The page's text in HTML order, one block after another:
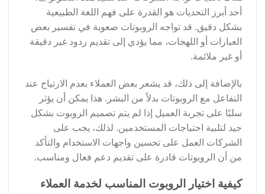
أحد أبرز التحديات هو القدرة على فهم اللغة الطبيعية
بشكل دقيق. قد تواجه الروبوتات صعوبة في تفسير بعض
العبارات أو اللهجات، مما يؤدي إلى تقديم ردود غير دقيقة
أو غير ملائمة.
بالإضافة إلى ذلك، قد يشعر بعض العملاء بعدم الارتياح عند
التفاعل مع الروبوتات بدلاً من البشر. هذا يمكن أن يؤثر
سلبًا على تجربة العميل إذا لم يتم تصميم الروبوت بشكل
جيد لتلبية احتياجات المستخدمين. لذلك، يجب على
الشركات العمل على تحسين واجهات الاستخدام والتأكد
من أن الروبوتات قادرة على تقديم دعم فعال ومناسب.
كيفية اختيار الروبوت المناسب لخدمة العملاء